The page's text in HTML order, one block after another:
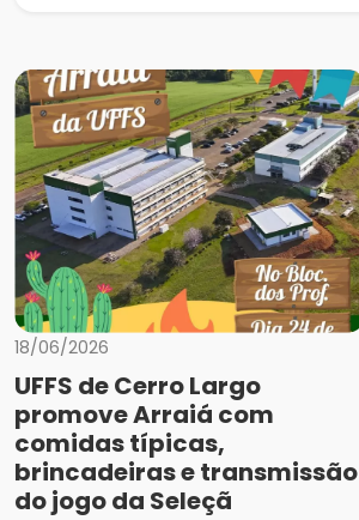
18/06/2026
UFFS de Cerro Largo
promove Arraiá com
comidas típicas,
brincadeiras e transmissão
do jogo da Seleçã